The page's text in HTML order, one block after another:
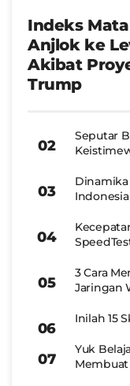
Indeks
Anjlok ke
Akibat
Trump
Seputar
3 Cara
Jaringan
Inilah 15
Yuk
Membuat